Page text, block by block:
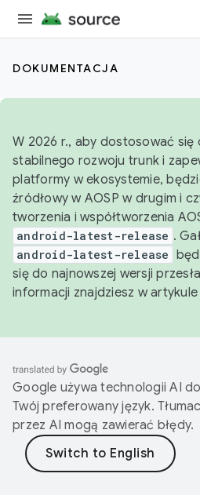
DOKUMENTACJA
W 2026 r., aby dostosować się
stabilnego rozwoju trunk i
platformy w ekosystemie,
źródłowy w AOSP w drugim i
tworzenia i współtworzenia
android-latest-release .
android-latest-release
się do najnowszej wersji
informacji znajdziesz w artykule
Google używa technologii AI
Twój preferowany język.
przez AI mogą zawierać błędy.